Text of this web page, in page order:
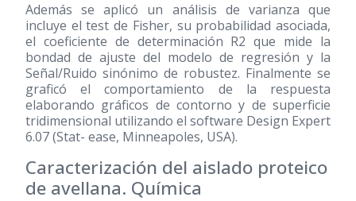
Además se aplicó un análisis de varianza que
incluye el test de Fisher, su probabilidad asociada,
el coeficiente de determinación R2 que mide la
bondad de ajuste del modelo de regresión y la
Señal/Ruido sinónimo de robustez. Finalmente se
graficó el comportamiento de la respuesta
elaborando gráficos de contorno y de superficie
tridimensional utilizando el software Design Expert
6.07 (Stat- ease, Minneapoles, USA).
Caracterización del aislado proteico
de avellana. Química